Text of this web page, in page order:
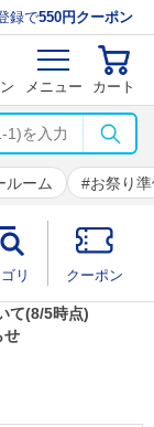
録で550円クーポン
メニュー カート
ルーム お祭り
リ クーポン
て(8/5時点)
せ